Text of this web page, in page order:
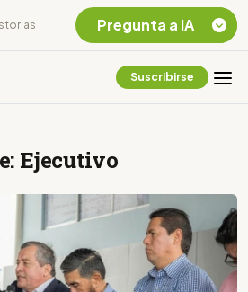
Suscribirse
Ejecutivo
Pregunta a IA
Listar destinos
Amazonia Ecuatoriana
¿En que consiste la
tasa minera que rige en
Ecuador?